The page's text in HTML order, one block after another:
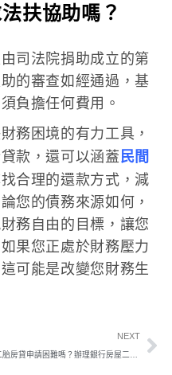
扶協助嗎？
司法院捐助成立的第
的審查如經通過，基
負擔任何費用。
務困境的有力工具，
款，還可以涵蓋 民間
合理的還款方式，減
您的債務來源如何，
務自由的目標，讓您
果您正處於財務壓力
可能是改變您財務生
NEXT